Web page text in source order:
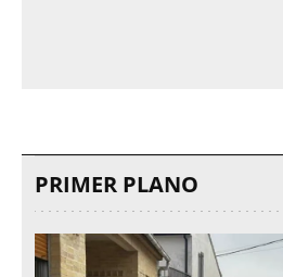
PRIMER PLANO